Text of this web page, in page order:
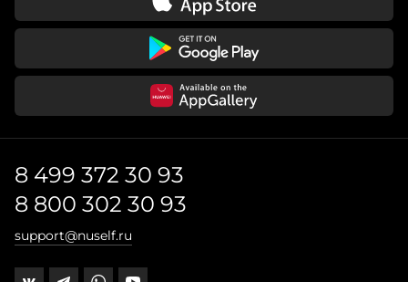
8 499 372 30 93
8 800 302 30 93
support@nuself.ru